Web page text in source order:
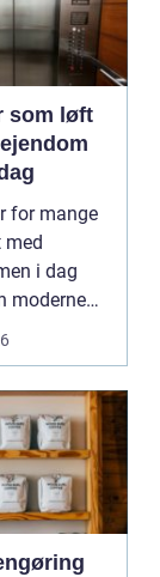
som løft
for mange
med
i dag
moderne
så meg...